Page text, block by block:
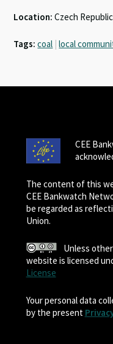
Location: Czech Republic
Tags: coal local
CEE
The content of this
CEE Bankwatch
be regarded as
Union.
Unless
website is licensed
License
Your personal data
by the present